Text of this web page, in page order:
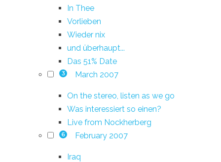
In Thee
Vorlieben
Wieder nix
und überhaupt...
Das 51% Date
3 March 2007
On the stereo, listen as we go
Was interessiert so einen?
Live from Nockherberg
6 February 2007
Iraq